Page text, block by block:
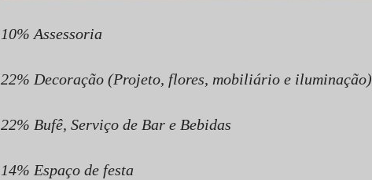
10% Assessoria
22% Decoração (Projeto, flores, mobiliário e iluminação)
22% Bufê, Serviço de Bar e Bebidas
14% Espaço de festa